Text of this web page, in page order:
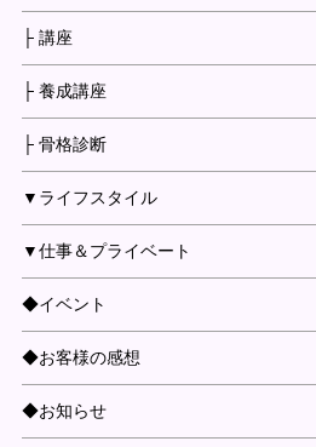
├ 講座
├ 養成講座
├ 骨格診断
▼ライフスタイル
▼仕事＆プライベート
◆イベント
◆お客様の感想
◆お知らせ